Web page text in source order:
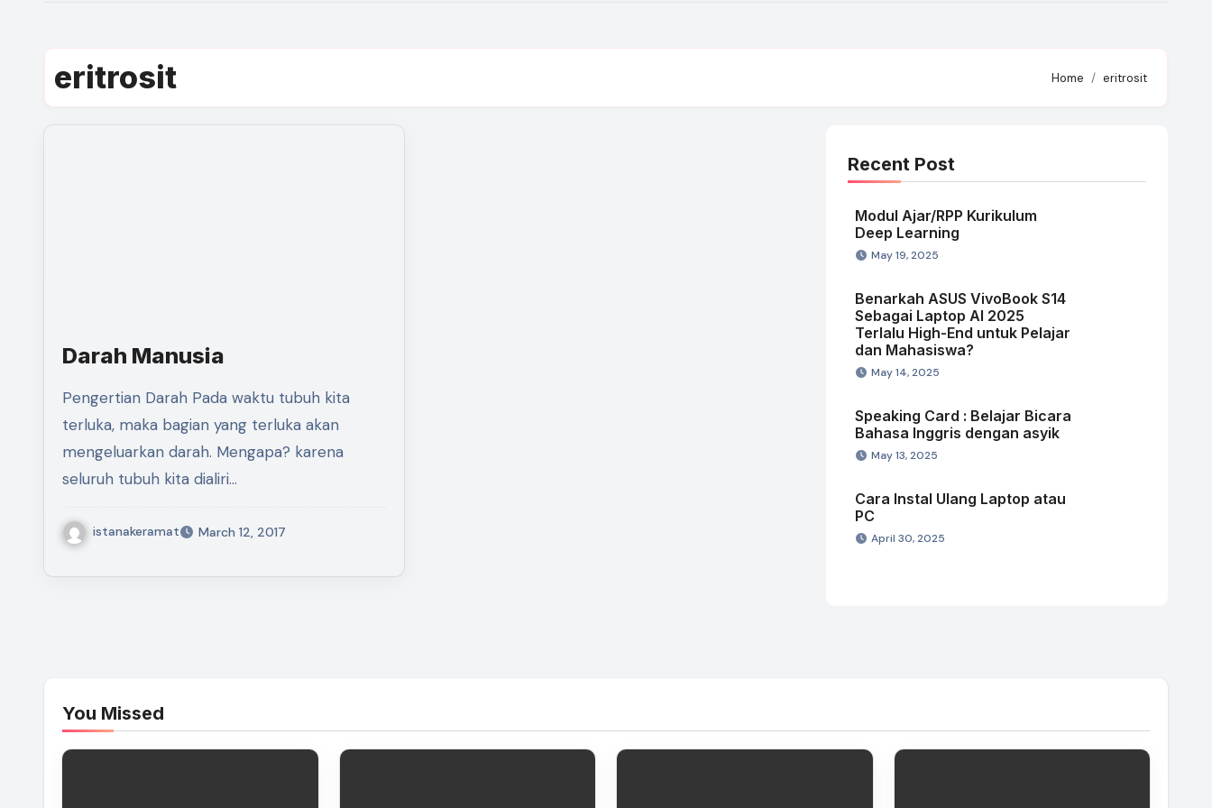
eritrosit Home eritrosit
Darah Manusia
Pengertian Darah Pada waktu tubuh kita
terluka, maka bagian yang terluka akan
mengeluarkan darah. Mengapa? karena
seluruh tubuh kita dialiri…
istanakeramat March 12, 2017
Recent Post
Modul Ajar/RPP Kurikulum
Deep Learning
May 19, 2025
Benarkah ASUS VivoBook S14
Sebagai Laptop AI 2025
Terlalu High-End untuk Pelajar
dan Mahasiswa?
May 14, 2025
Speaking Card : Belajar Bicara
Bahasa Inggris dengan asyik
May 13, 2025
Cara Instal Ulang Laptop atau
PC
April 30, 2025
You Missed